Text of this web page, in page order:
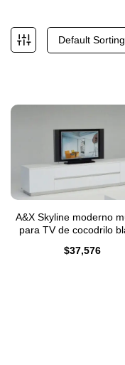
Default Sorting
A&X Skyline moderno
para TV de cocodrilo
$37,576